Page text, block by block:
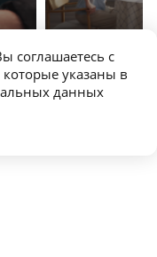
r ОБЩЕСТВО
Т2 ломает
соглашаетесь с
указаны в
данных